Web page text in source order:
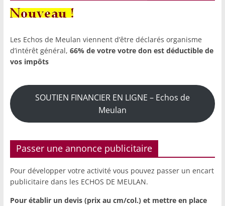
Les Echos de Meulan viennent d’être déclarés organisme
d’intérêt général, 66% de votre votre don est déductible de
vos impôts
SOUTIEN FINANCIER EN LIGNE – Echos de
Meulan
Passer une annonce publicitaire
Pour développer votre activité vous pouvez passer un encart
publicitaire dans les ECHOS DE MEULAN.
Pour établir un devis (prix au cm/col.) et mettre en place